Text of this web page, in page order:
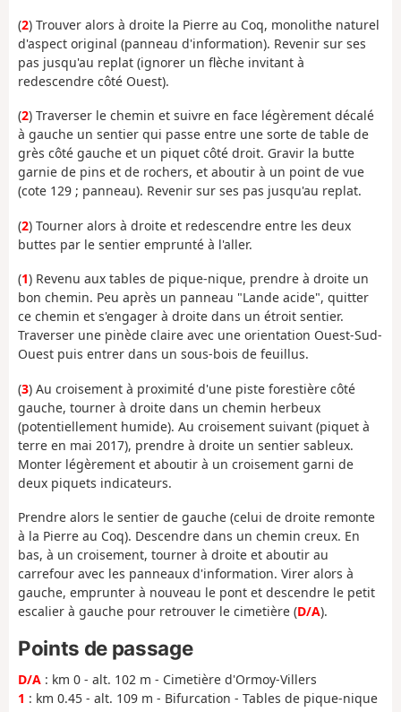
(2) Trouver alors à droite la Pierre au Coq, monolithe naturel
d'aspect original (panneau d'information). Revenir sur ses
pas jusqu'au replat (ignorer un flèche invitant à
redescendre côté Ouest).
(2) Traverser le chemin et suivre en face légèrement décalé
à gauche un sentier qui passe entre une sorte de table de
grès côté gauche et un piquet côté droit. Gravir la butte
garnie de pins et de rochers, et aboutir à un point de vue
(cote 129 ; panneau). Revenir sur ses pas jusqu'au replat.
(2) Tourner alors à droite et redescendre entre les deux
buttes par le sentier emprunté à l'aller.
(1) Revenu aux tables de pique-nique, prendre à droite un
bon chemin. Peu après un panneau "Lande acide", quitter
ce chemin et s'engager à droite dans un étroit sentier.
Traverser une pinède claire avec une orientation Ouest-Sud-
Ouest puis entrer dans un sous-bois de feuillus.
(3) Au croisement à proximité d'une piste forestière côté
gauche, tourner à droite dans un chemin herbeux
(potentiellement humide). Au croisement suivant (piquet à
terre en mai 2017), prendre à droite un sentier sableux.
Monter légèrement et aboutir à un croisement garni de
deux piquets indicateurs.
Prendre alors le sentier de gauche (celui de droite remonte
à la Pierre au Coq). Descendre dans un chemin creux. En
bas, à un croisement, tourner à droite et aboutir au
carrefour avec les panneaux d'information. Virer alors à
gauche, emprunter à nouveau le pont et descendre le petit
escalier à gauche pour retrouver le cimetière (D/A).
Points de passage
D/A : km 0 - alt. 102 m - Cimetière d'Ormoy-Villers
1 : km 0.45 - alt. 109 m - Bifurcation - Tables de pique-nique